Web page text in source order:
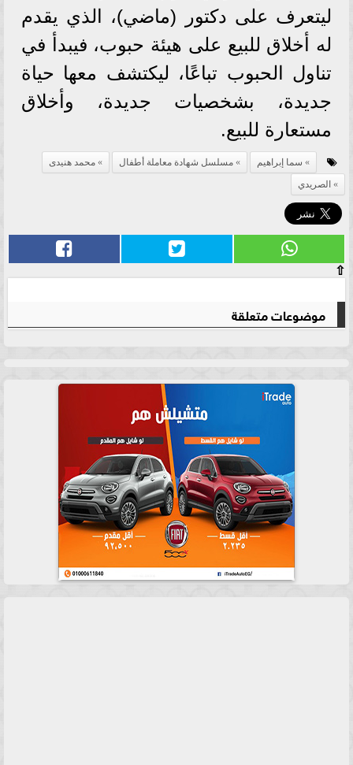
ليتعرف على دكتور (ماضي)، الذي يقدم
له أخلاق للبيع على هيئة حبوب، فيبدأ في
تناول الحبوب تباعًا، ليكتشف معها حياة
جديدة، بشخصيات جديدة، وأخلاق
مستعارة للبيع.
سما إبراهيم مسلسل شهادة معاملة أطفال
محمد هنيدى
الصريدي
⇧
موضوعات متعلقة